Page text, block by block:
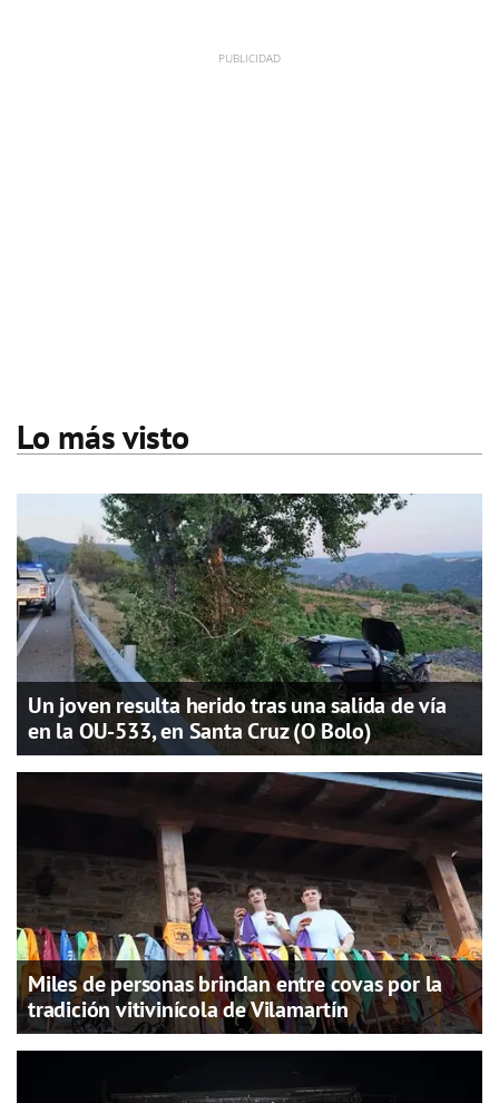
Lo más visto
Un joven resulta herido tras una salida de vía
en la OU-533, en Santa Cruz (O Bolo)
Miles de personas brindan entre covas por la
tradición vitivinícola de Vilamartín